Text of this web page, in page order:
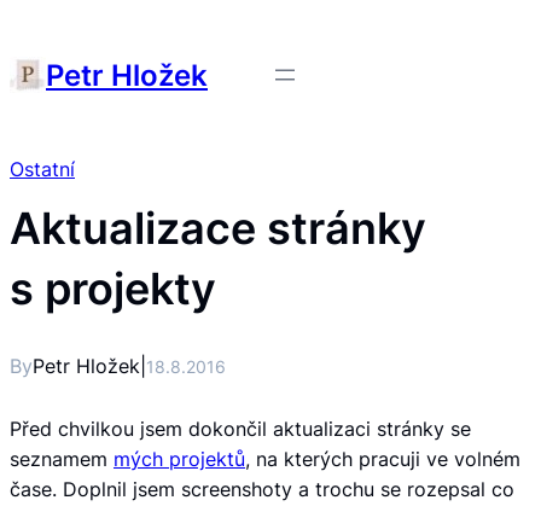
Petr Hložek
Ostatní
Aktualizace stránky
s projekty
ByPetr Hložek 18.8.2016
Před chvilkou jsem dokončil aktualizaci stránky se
seznamem mých projektů, na kterých pracuji ve volném
čase. Doplnil jsem screenshoty a trochu se rozepsal co